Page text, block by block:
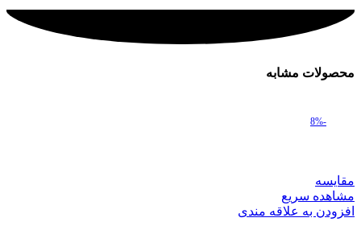
محصولات مشابه
-8%
مقایسه
مشاهده سریع
افزودن به علاقه مندی